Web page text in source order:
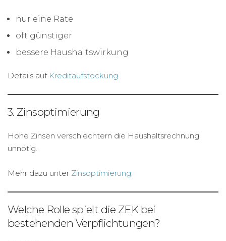
nur eine Rate
oft günstiger
bessere Haushaltswirkung
Details auf Kreditaufstockung.
3. Zinsoptimierung
Hohe Zinsen verschlechtern die Haushaltsrechnung
unnötig.
Mehr dazu unter Zinsoptimierung.
Welche Rolle spielt die ZEK bei
bestehenden Verpflichtungen?